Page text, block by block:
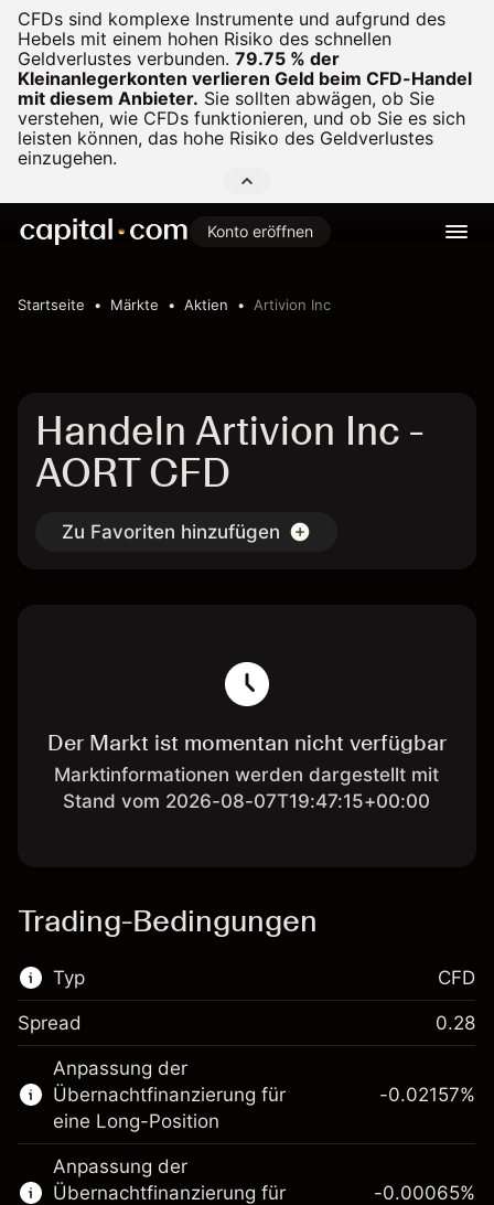
CFDs sind komplexe Instrumente und aufgrund des
Hebels mit einem hohen Risiko des schnellen
Geldverlustes verbunden. 79.75 % der
Kleinanlegerkonten verlieren Geld beim CFD-Handel
mit diesem Anbieter. Sie sollten abwägen, ob Sie
verstehen, wie CFDs funktionieren, und ob Sie es sich
leisten können, das hohe Risiko des Geldverlustes
einzugehen.
Konto eröffnen
Startseite Märkte Aktien Artivion Inc
Handeln Artivion Inc -
AORT CFD
Zu Favoriten hinzufügen
Der Markt ist momentan nicht verfügbar
Marktinformationen werden dargestellt mit
Stand vom 2026-08-07T19:47:15+00:00
Trading-Bedingungen
Typ
Dieser Finanzmarkt steht für das CFD-
Trading zur Verfügung.
Erfahren Sie mehr über:
CFDs
CFD
Spread 0.28
Anpassung der
Übernachtfinanzierung für
eine Long-Position
-0.02157%
Anpassung der
Übernachtfinanzierung für
-0.00065%